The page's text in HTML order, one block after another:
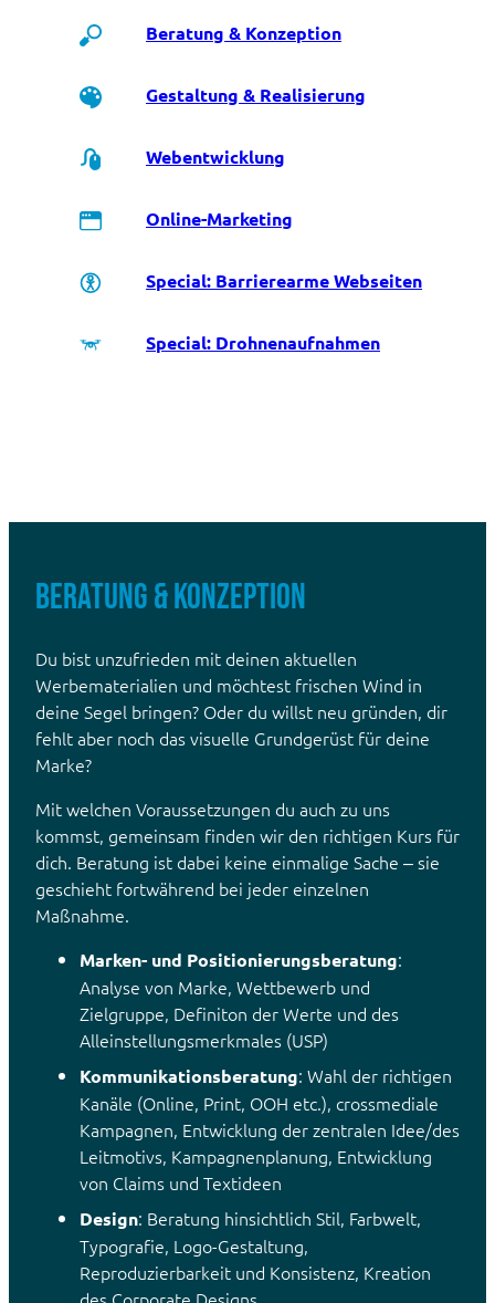
Beratung & Konzeption
Gestaltung & Realisierung
Webentwicklung
Online-Marketing
Special: Barrierearme Webseiten
Special: Drohnenaufnahmen
BERATUNG & KONZEPTION
Du bist unzufrieden mit deinen aktuellen
Werbematerialien und möchtest frischen Wind in
deine Segel bringen? Oder du willst neu gründen, dir
fehlt aber noch das visuelle Grundgerüst für deine
Marke?
Mit welchen Voraussetzungen du auch zu uns
kommst, gemeinsam finden wir den richtigen Kurs für
dich. Beratung ist dabei keine einmalige Sache – sie
geschieht fortwährend bei jeder einzelnen
Maßnahme.
Marken- und Positionierungsberatung:
Analyse von Marke, Wettbewerb und
Zielgruppe, Definiton der Werte und des
Alleinstellungsmerkmales (USP)
Kommunikationsberatung: Wahl der richtigen
Kanäle (Online, Print, OOH etc.), crossmediale
Kampagnen, Entwicklung der zentralen Idee/des
Leitmotivs, Kampagnenplanung, Entwicklung
von Claims und Textideen
Design: Beratung hinsichtlich Stil, Farbwelt,
Typografie, Logo-Gestaltung,
Reproduzierbarkeit und Konsistenz, Kreation
des Corporate Designs